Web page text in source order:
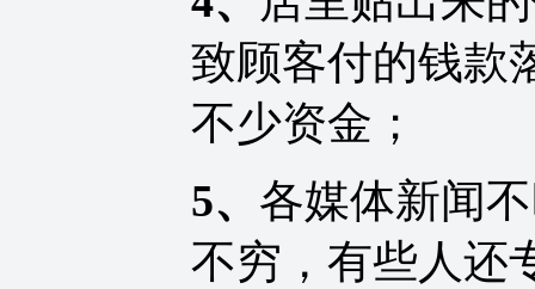
致顾客付的钱款
不少资金；
5、 各媒体新闻
不穷，有些人还